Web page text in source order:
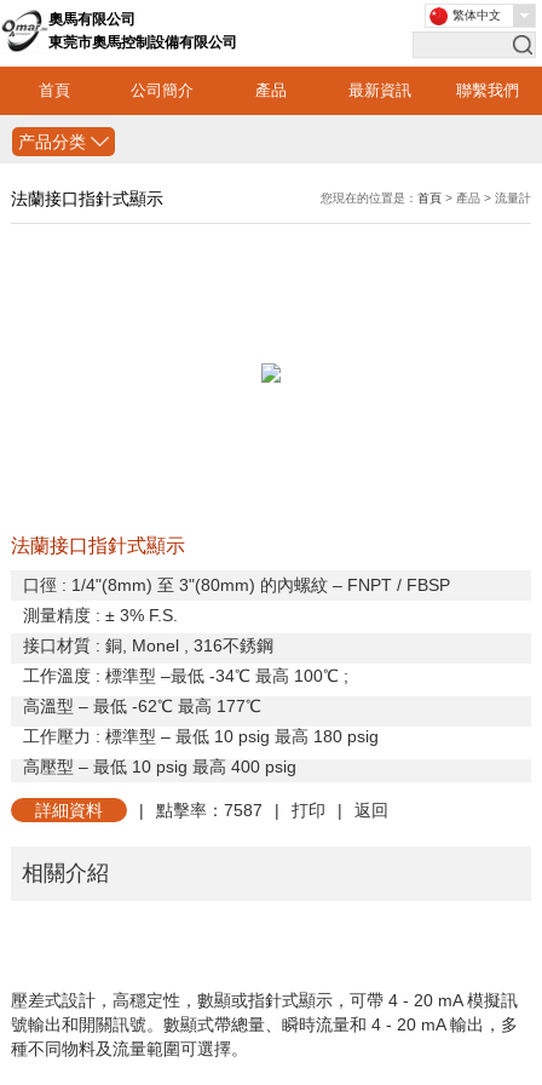
奧馬有限公司
東莞市奧馬控制設備有限公司
首頁 公司簡介 產品 最新資訊 聯繫我們
繁体中文
产品分类
法蘭接口指針式顯示 您現在的位置是：首頁 > 產品 > 流量計
法蘭接口指針式顯示
口徑 : 1/4"(8mm) 至 3"(80mm) 的內螺紋 – FNPT / FBSP
測量精度 : ± 3% F.S.
接口材質: 銅, Monel , 316不銹鋼
工作溫度: 標準型 –最低 -34℃ 最高 100℃;
高溫型 – 最低 -62℃ 最高 177℃
工作壓力 : 標準型 – 最低10 psig 最高 180 psig
高壓型 – 最低 10 psig 最高 400 psig
詳細資料 | 點擊率：7587 | 打印 | 返回
相關介紹
壓差式設計，高穩定性，數顯或指針式顯示，可帶4 - 20 mA模擬訊
號輸出和開關訊號。數顯式帶總量、瞬時流量和 4 - 20 mA輸出，多
種不同物料及流量範圍可選擇。